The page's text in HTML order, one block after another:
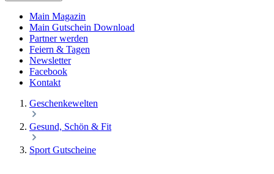
Main Magazin
Main Gutschein Download
Partner werden
Feiern & Tagen
Newsletter
Facebook
Kontakt
Geschenkewelten
Gesund, Schön & Fit
Sport Gutscheine